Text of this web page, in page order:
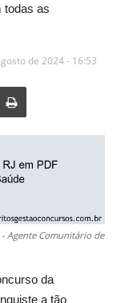
todas as
de 2024 - 16:53
- Agente Comunitário de
da
a tão